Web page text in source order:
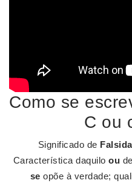
Como se
C ou
Significado de
Característica daquilo ou
se opõe à verdade;